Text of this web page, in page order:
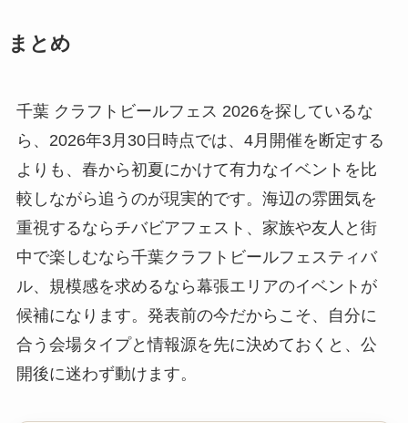
まとめ
千葉 クラフトビールフェス 2026を探しているな
ら、2026年3月30日時点では、4月開催を断定する
よりも、春から初夏にかけて有力なイベントを比
較しながら追うのが現実的です。海辺の雰囲気を
重視するならチバビアフェスト、家族や友人と街
中で楽しむなら千葉クラフトビールフェスティバ
ル、規模感を求めるなら幕張エリアのイベントが
候補になります。発表前の今だからこそ、自分に
合う会場タイプと情報源を先に決めておくと、公
開後に迷わず動けます。